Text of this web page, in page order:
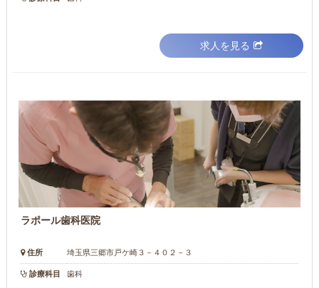
求人を見る
ラポール歯科医院
住所 埼玉県三郷市戸ケ崎３－４０２－３
診療科目 歯科